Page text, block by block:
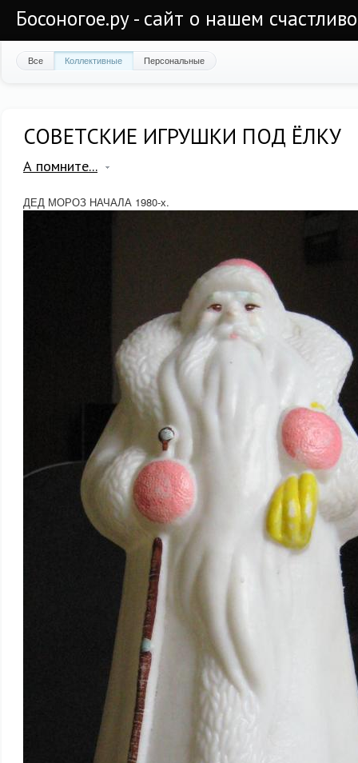
Босоногое.ру - сайт о нашем
Все Коллективные Персональные
СОВЕТСКИЕ ИГРУШКИ ПОД ЁЛКУ
А помните...
ДЕД МОРОЗ НАЧАЛА 1980-х.